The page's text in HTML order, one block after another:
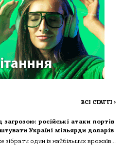
ВСІ СТАТТІ >
загрозою: російські атаки портів
Україні мільярди доларів
зібрати один із найбільших врожаїв...